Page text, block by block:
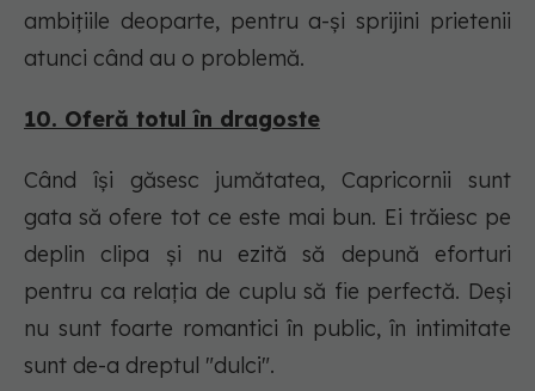
ambițiile deoparte, pentru a-și sprijini prietenii
atunci când au o problemă.
10. Oferă totul în dragoste
Când își găsesc jumătatea, Capricornii sunt
gata să ofere tot ce este mai bun. Ei trăiesc pe
deplin clipa și nu ezită să depună eforturi
pentru ca relația de cuplu să fie perfectă. Deși
nu sunt foarte romantici în public, în intimitate
sunt de-a dreptul "dulci".